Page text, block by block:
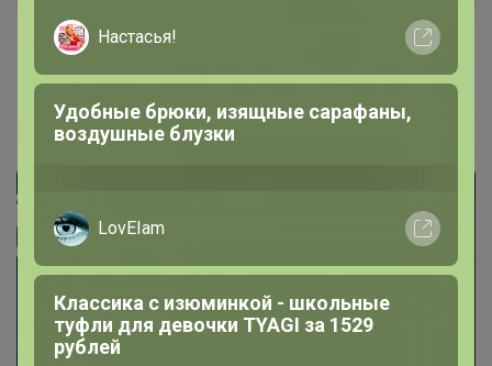
СИМА-LAND. Книги
Настасья!
Удобные брюки, изящные сарафаны,
воздушные блузки
LovEIam
Классика с изюминкой - школьные
туфли для девочки TYAGI за 1529
рублей